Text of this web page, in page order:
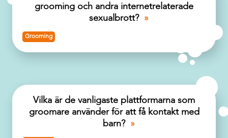
Grooming
grooming och andra internetrelaterade
sexualbrott?
Vilka är de vanligaste plattformarna som
groomare använder för att få kontakt med
barn?